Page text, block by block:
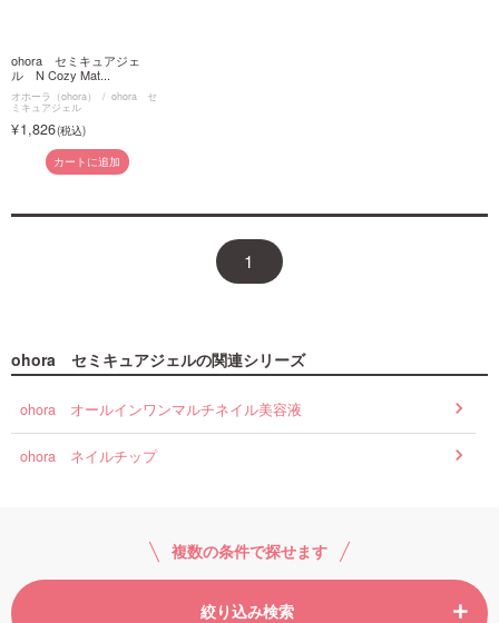
ohora セミキュアジェ
ル N Cozy Mat...
オホーラ（ohora） ohora セ
ミキュアジェル
1,826
カートに追加
1
ohora セミキュアジェルの関連シリーズ
ohora オールインワンマルチネイル美容液
ohora ネイルチップ
複数の条件で探せます
絞り込み検索